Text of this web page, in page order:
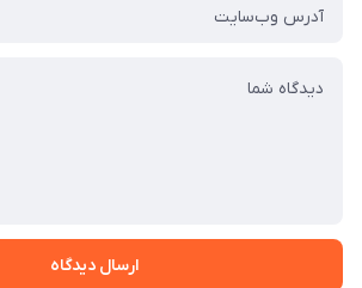
ارسال دیدگاه